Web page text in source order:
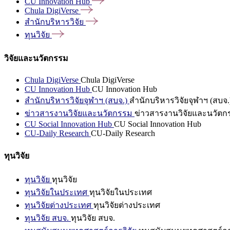
Chula DigiVerse
สำนักบริหารวิจัย
ทุนวิจัย
วิจัยและนวัตกรรม
Chula DigiVerse Chula DigiVerse
CU Innovation Hub CU Innovation Hub
สำนักบริหารวิจัยจุฬาฯ (สบจ.) สำนักบริหารวิจัยจุฬาฯ (สบจ
ข่าวสารงานวิจัยและนวัตกรรม ข่าวสารงานวิจัยและนวัตก
CU Social Innovation Hub CU Social Innovation Hub
CU-Daily Research CU-Daily Research
ทุนวิจัย
ทุนวิจัย ทุนวิจัย
ทุนวิจัยในประเทศ ทุนวิจัยในประเทศ
ทุนวิจัยต่างประเทศ ทุนวิจัยต่างประเทศ
ทุนวิจัย สบจ. ทุนวิจัย สบจ.